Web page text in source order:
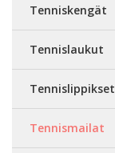
Tenniskengät
Tennislaukut
Tennislippikset
Tennismailat